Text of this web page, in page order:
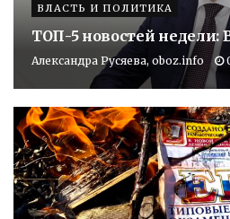
ВЛАСТЬ И ПОЛИТИКА
ТОП-5 новостей недели:
Александра Русяева, oboz.info